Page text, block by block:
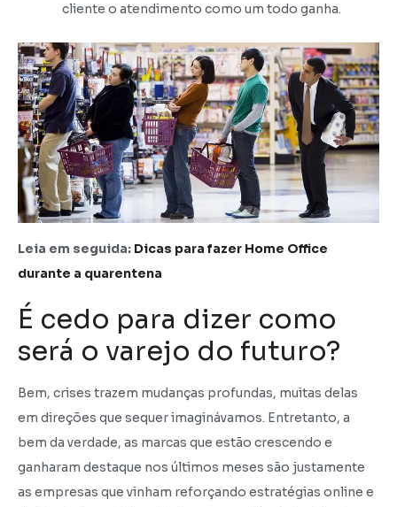
cliente o atendimento como um todo ganha.
Leia em seguida: Dicas para fazer Home Office
durante a quarentena
É cedo para dizer como
será o varejo do futuro?
Bem, crises trazem mudanças profundas, muitas delas
em direções que sequer imaginávamos. Entretanto, a
bem da verdade, as marcas que estão crescendo e
ganharam destaque nos últimos meses são justamente
as empresas que vinham reforçando estratégias online e